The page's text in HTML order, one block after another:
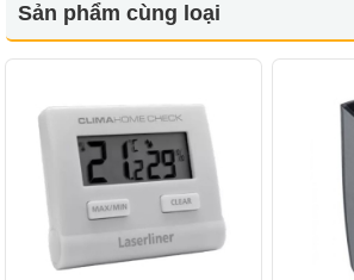
Sản phẩm cùng loại